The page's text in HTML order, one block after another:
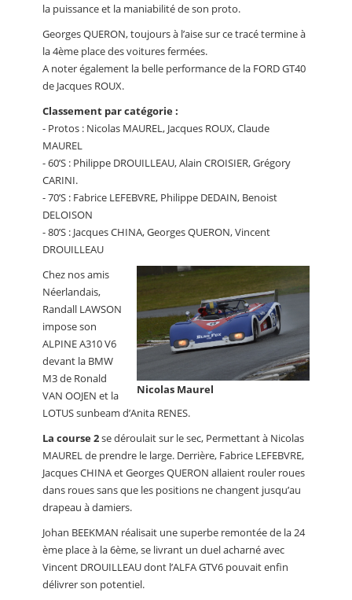
la puissance et la maniabilité de son proto.
Georges QUERON, toujours à l’aise sur ce tracé termine à
la 4ème place des voitures fermées.
A noter également la belle performance de la FORD GT40
de Jacques ROUX.
Classement par catégorie :
- Protos : Nicolas MAUREL, Jacques ROUX, Claude
MAUREL
- 60’S : Philippe DROUILLEAU, Alain CROISIER, Grégory
CARINI.
- 70’S : Fabrice LEFEBVRE, Philippe DEDAIN, Benoist
DELOISON
- 80’S : Jacques CHINA, Georges QUERON, Vincent
DROUILLEAU
Nicolas Maurel
Chez nos amis
Néerlandais,
Randall LAWSON
impose son
ALPINE A310 V6
devant la BMW
M3 de Ronald
VAN OOJEN et la
LOTUS sunbeam d’Anita RENES.
La course 2se déroulait sur le sec, Permettant à Nicolas
MAUREL de prendre le large. Derrière, Fabrice LEFEBVRE,
Jacques CHINA et Georges QUERON allaient rouler roues
dans roues sans que les positions ne changent jusqu’au
drapeau à damiers.
Johan BEEKMAN réalisait une superbe remontée de la 24
ème place à la 6ème, se livrant un duel acharné avec
Vincent DROUILLEAU dont l’ALFA GTV6 pouvait enfin
délivrer son potentiel.